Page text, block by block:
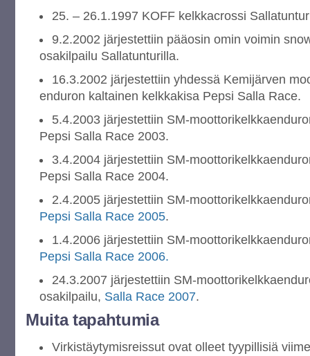
25. – 26.1.1997 KOFF kelkkacrossi
9.2.2002 järjestettiin pääosin omin voimin
osakilpailu Sallatunturilla.
16.3.2002 järjestettiin yhdessä Kemijärven
enduron kaltainen kelkkakisa Pepsi Salla Race.
5.4.2003 järjestettiin SM-
Pepsi Salla Race 2003.
3.4.2004 järjestettiin SM-
Pepsi Salla Race 2004.
2.4.2005 järjestettiin SM-
Pepsi Salla Race 2005.
1.4.2006 järjestettiin SM-
Pepsi Salla Race 2006.
24.3.2007 järjestettiin SM-
osakilpailu, Salla Race 2007.
Muita tapahtumia
Virkistäytymisreissut ovat olleet tyypillisiä